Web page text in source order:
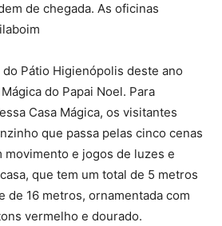
de chegada. As oficinas
Pátio Higienópolis deste ano
do Papai Noel. Para
Casa Mágica, os visitantes
que passa pelas cinco cenas
movimento e jogos de luzes e
que tem um total de 5 metros
de 16 metros, ornamentada com
vermelho e dourado.